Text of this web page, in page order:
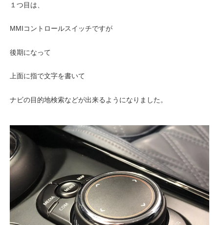
１つ目は、
MMIコントロールスイッチですが
後期になって
上面に指で文字を書いて
ナビの目的地検索などが出来るようになりました。